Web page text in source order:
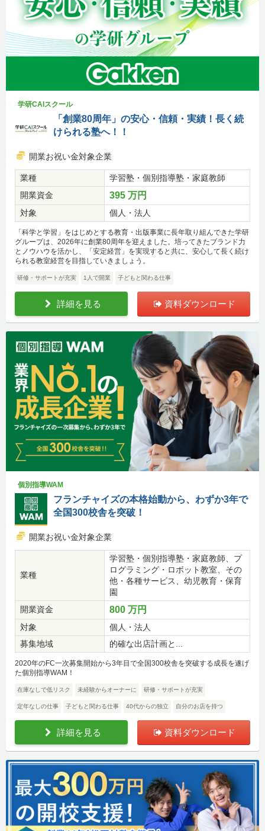
学研CAIスクール
「創業80周年」の安心・信頼・実績！長く続
けられる塾へ！！
開業お祝い金対象企業
業種
学習塾・個別指導塾・家庭教師
開業資金
395 万円
対象 個人・法人
「科学と学習」をはじめとする教育・出版事業に長年取り組んできた学研
グループは、2026年に創業80周年を迎えました。培ってきたブランド力
とノウハウを活かし、「安定経営」を実現すると共に、安心して長く続け
られる教室経営を目指していきましょう。
研修・サポートが充実 1人で開業 子どもと関わる仕事
詳細を見る 資料ダウンロード
個別指導WAM
フランチャイズの本格始動から、わずか3年で
全国300校舎を突破！
開業お祝い金対象企業
業種
学習塾・個別指導塾・家庭教師、プ
ログラミング・ロボット教室、その
他・各種サービス、幼児教育・保育
園
開業資金
800 万円
対象
個人・法人
募集地域
的確な出店計画と...
2020年のFC一次募集開始から3年目で全国300校舎を突破する成長を遂げ
た個別指導WAM！
在庫なしで低リスク 未経験からオーナーに 研修・サポートが充実
定年なしの仕事 子どもと関わる仕事 40代からの独立 自分のお店を持つ
詳細を見る 資料ダウンロード